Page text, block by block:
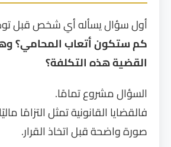
أول سؤال يسأله أي شخص قبل
كم ستكون أتعاب المحامي؟
القضية هذه التكلفة؟
السؤال مشروع تمامًا.
فالقضايا القانونية تمثل التزامًا
صورة واضحة قبل اتخاذ القرار.